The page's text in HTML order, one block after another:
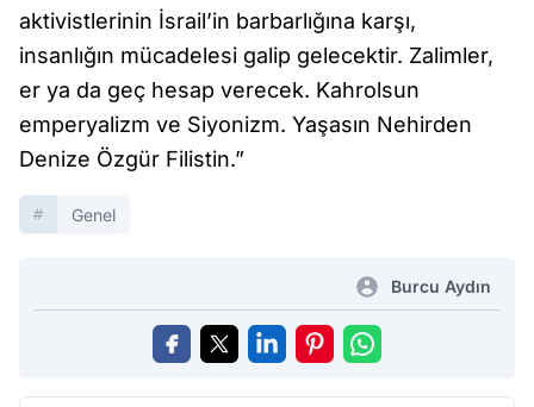
aktivistlerinin İsrail’in barbarlığına karşı,
insanlığın mücadelesi galip gelecektir. Zalimler,
er ya da geç hesap verecek. Kahrolsun
emperyalizm ve Siyonizm. Yaşasın Nehirden
Denize Özgür Filistin.”
Genel
Burcu Aydın